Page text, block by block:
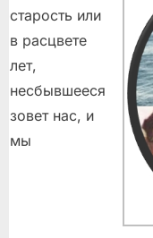
старость или
в расцвете
лет,
несбывшееся
зовет нас, и
мы